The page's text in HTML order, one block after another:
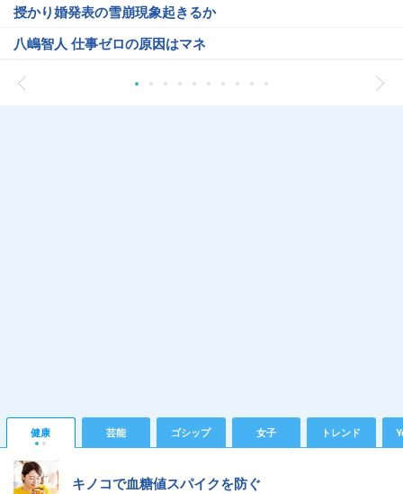
授かり婚発表の雪崩現象起きるか
八嶋智人 仕事ゼロの原因はマネ
健康 芸能 ゴシップ 女子 トレンド
キノコで血糖値スパイクを防ぐ